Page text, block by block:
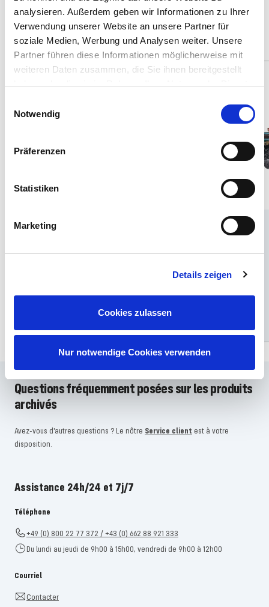
analysieren. Außerdem geben wir Informationen zu Ihrer
Verwendung unserer Website an unsere Partner für
soziale Medien, Werbung und Analysen weiter. Unsere
Partner führen diese Informationen möglicherweise mit
weiteren Daten zusammen, die Sie ihnen bereitgestellt
haben oder die sie im Rahmen Ihrer Nutzung der Dienste
Notwendig
Präferenzen
Statistiken
Marketing
Details zeigen
Cookies zulassen
Nur notwendige Cookies verwenden
Produits actuels qui pourraient vous
intéresser
1:16
Prix
€48,99
Prix
€59,99
Prix
€29,99
Prix
régulier
€30,99
Questions fréquemment posées sur les produits
archivés
Avez-vous d'autres questions ? Le nôtre Service client est à votre
disposition.
Assistance 24h/24 et 7j/7
Téléphone
+49 (0) 800 22 77 372 / +43 (0) 662 88 921 333
Du lundi au jeudi de 9h00 à 15h00, vendredi de 9h00 à 12h00
Courriel
Contacter